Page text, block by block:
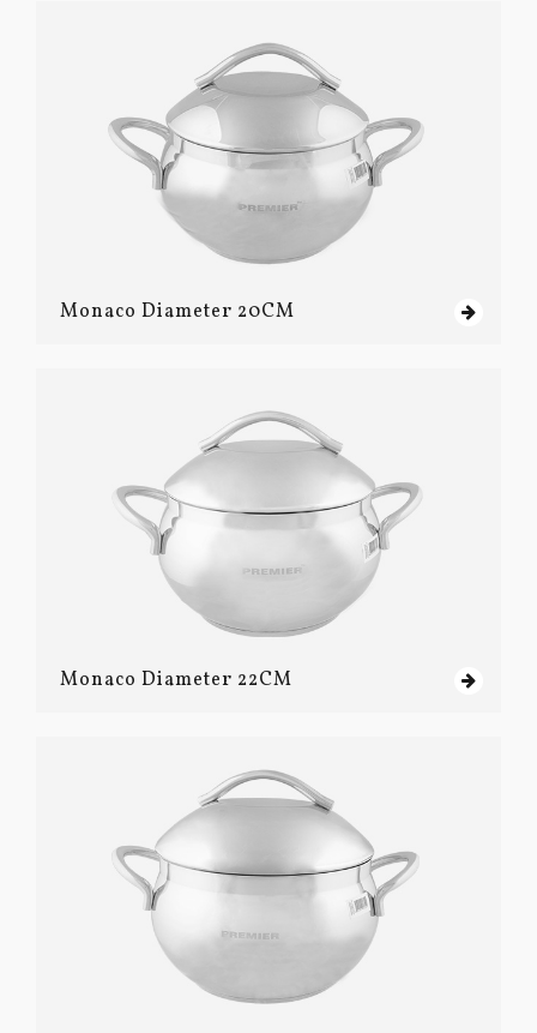
Monaco Diameter 20CM
Monaco Diameter 22CM